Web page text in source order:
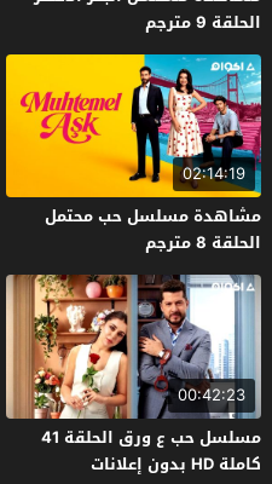
الحلقة 9 مترجم
02:14:19
مشاهدة مسلسل حب محتمل
الحلقة 8 مترجم
00:42:23
مسلسل حب ع ورق الحلقة 41
كاملة HD بدون إعلانات